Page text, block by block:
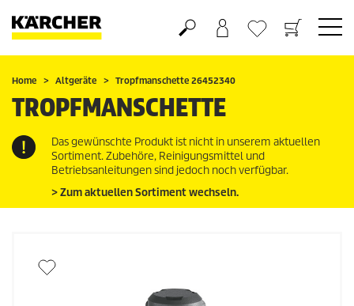
Warenkorb
Wunschliste
Home Altgeräte Tropfmanschette 26452340
TROPFMANSCHETTE
Das gewünschte Produkt ist nicht in unserem aktuellen
Sortiment. Zubehöre, Reinigungsmittel und
Betriebsanleitungen sind jedoch noch verfügbar.
> Zum aktuellen Sortiment wechseln.